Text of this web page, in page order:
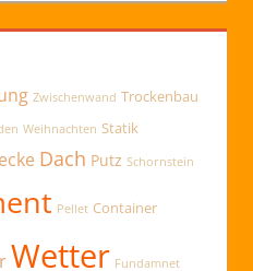
Zwischenwand Trockenbau
Weihnachten Statik
Dach Putz Schornstein
Pellet Container
Wetter Fundamnet